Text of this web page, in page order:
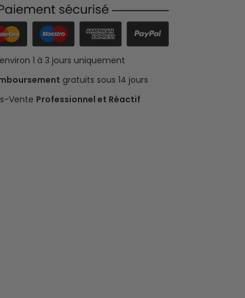
1 à 3 jours uniquement
gratuits sous 14 jours
Vente Professionnel et Réactif